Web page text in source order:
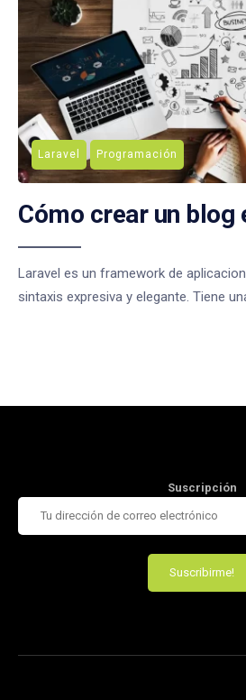
Laravel Programación
Cómo crear un blog
Laravel es un framework de
sintaxis expresiva y elegante. Tiene
Suscripción